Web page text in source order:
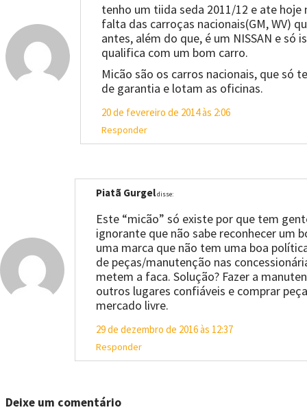
tenho um tiida seda 2011/12 e ate hoje
falta das carroças nacionais(GM, WV)
antes, além do que, é um NISSAN e só
qualifica com um bom carro.
Micão são os carros nacionais, que só
de garantia e lotam as oficinas.
20 de fevereiro de 2014 às 2:06
Responder
Piatã Gurgeldisse:
Este “micão” só existe por que tem
ignorante que não sabe reconhecer um
uma marca que não tem uma boa
de peças/manutenção nas
metem a faca. Solução? Fazer a
outros lugares confiáveis e comprar
mercado livre.
29 de dezembro de 2016 às 12:37
Responder
Deixe um comentário